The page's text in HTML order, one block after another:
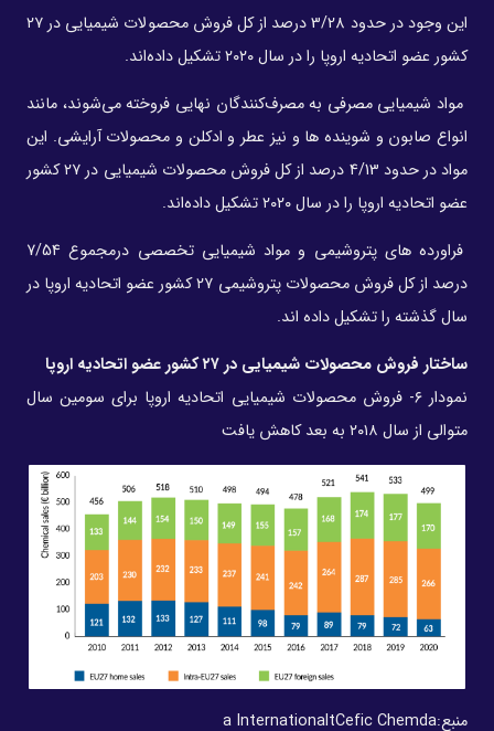
این وجود در حدود 3/28 درصد از کل فروش محصولات شیمیایی در ۲۷
کشور عضو اتحادیه اروپا را در سال ۲۰۲۰ تشکیل داده‌اند.
مواد شیمیایی مصرفی به مصرف‌کنندگان نهایی فروخته می‌شوند، مانند
انواع صابون و شوینده ها و نیز عطر و ادکلن و محصولات آرایشی. این
مواد در حدود 4/13 درصد از کل فروش محصولات شیمیایی در ۲۷ کشور
عضو اتحادیه اروپا را در سال ۲۰۲۰ تشکیل داده‌اند.
فراورده های پتروشیمی و مواد شیمیایی تخصصی درمجموع 7/54
درصد از کل فروش محصولات پتروشیمی ۲۷ کشور عضو اتحادیه اروپا در
سال گذشته را تشکیل داده اند.
ساختار فروش محصولات شیمیایی در ۲۷ کشور عضو اتحادیه اروپا
نمودار ۶- فروش محصولات شیمیایی اتحادیه اروپا برای سومین سال
متوالی از سال ۲۰۱۸ به بعد کاهش یافت
منبع:Cefic Chemda
t
a International